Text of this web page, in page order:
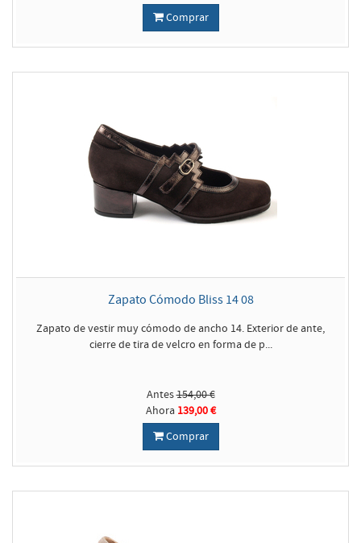
Comprar
Zapato Cómodo Bliss 14 08
Zapato de vestir muy cómodo de ancho 14. Exterior de ante,
cierre de tira de velcro en forma de p...
Antes154,00 €
Ahora 139,00 €
Comprar